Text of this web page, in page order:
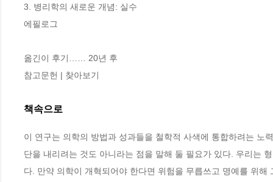
3. 병리학의 새로운 개념: 실수
에필로그
옮긴이 후기…… 20년 후
참고문헌 | 찾아보기
책속으로
이 연구는 의학의 방법과 성과들을 철학적 사색에 통합하려는 노
단을 내리려는 것도 아니라는 점을 말해 둘 필요가 있다. 우리는
다. 만약 의학이 개혁되어야 한다면 위험을 무릅쓰고 명예를 위